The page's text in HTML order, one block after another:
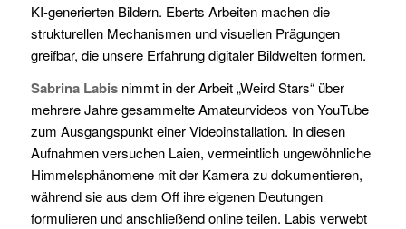
KI-generierten Bildern. Eberts Arbeiten machen die
strukturellen Mechanismen und visuellen Prägungen
greifbar, die unsere Erfahrung digitaler Bildwelten formen.
Sabrina Labisnimmt in der Arbeit „Weird Stars“ über
mehrere Jahre gesammelte Amateurvideos von YouTube
zum Ausgangspunkt einer Videoinstallation. In diesen
Aufnahmen versuchen Laien, vermeintlich ungewöhnliche
Himmelsphänomene mit der Kamera zu dokumentieren,
während sie aus dem Off ihre eigenen Deutungen
formulieren und anschließend online teilen. Labis verwebt